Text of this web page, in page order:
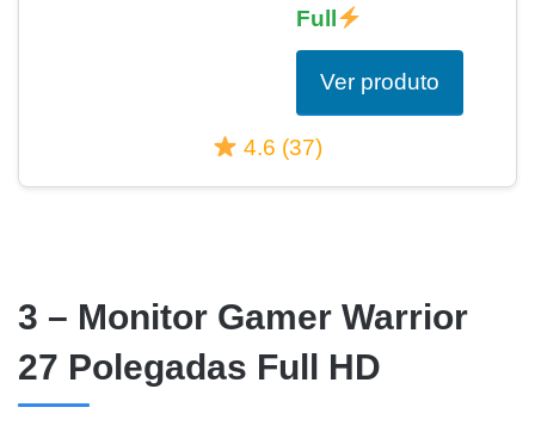
Full
Ver produto
4.6 (37)
3 – Monitor Gamer Warrior
27 Polegadas Full HD